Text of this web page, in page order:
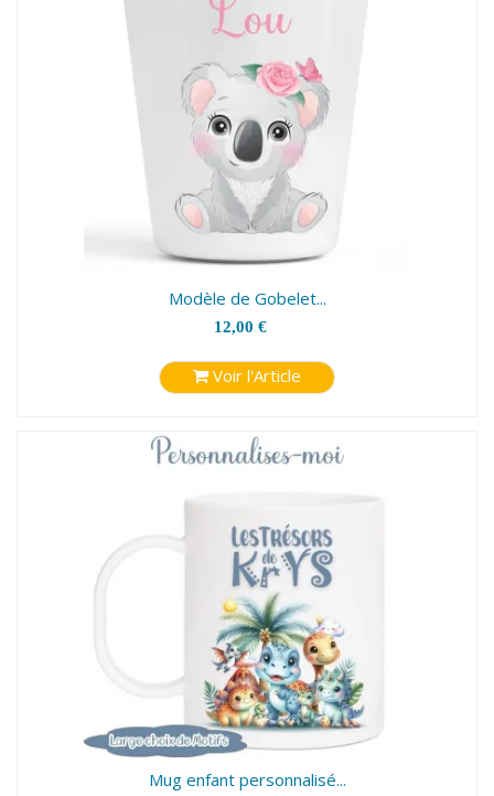
Modèle de Gobelet...
12,00 €
Voir l'Article
Mug enfant personnalisé...